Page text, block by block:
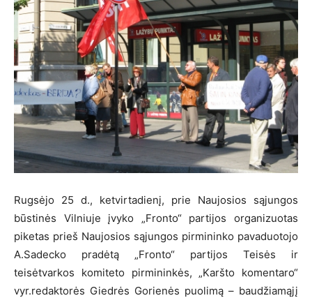
Rugsėjo 25 d., ketvirtadienį, prie Naujosios sąjungos
būstinės Vilniuje įvyko „Fronto“ partijos organizuotas
piketas prieš Naujosios sąjungos pirmininko pavaduotojo
A.Sadecko pradėtą „Fronto“ partijos Teisės ir
teisėtvarkos komiteto pirmininkės, „Karšto komentaro“
vyr.redaktorės Giedrės Gorienės puolimą – baudžiamąjį